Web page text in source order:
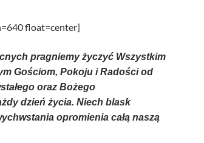
float=center]
pragniemy życzyć Wszystkim
Gościom, Pokoju i Radości od
oraz Bożego
dzień życia. Niech blask
opromienia całą naszą